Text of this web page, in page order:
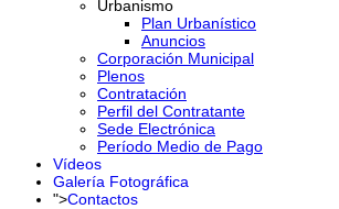
Urbanismo
Plan Urbanístico
Anuncios
Corporación Municipal
Plenos
Contratación
Perfil del Contratante
Sede Electrónica
Período Medio de Pago
Vídeos
Galería Fotográfica
">Contactos